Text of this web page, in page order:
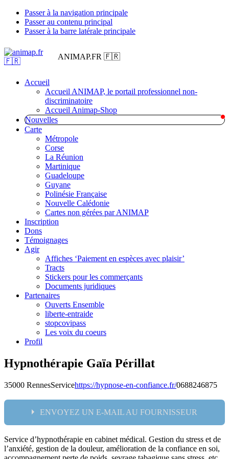
Passer à la navigation principale
Passer au contenu principal
Passer à la barre latérale principale
ANIMAP.FR 🇫🇷
Accueil
Accueil ANIMAP, le portail professionnel non-
discriminatoire
Accueil Animap-Shop
Nouvelles
Carte
Métropole
Corse
La Réunion
Martinique
Guadeloupe
Guyane
Polinésie Française
Nouvelle Calédonie
Cartes non gérées par ANIMAP
Inscription
Dons
Témoignages
Agir
Affiches ‘Paiement en espèces avec plaisir’
Tracts
Stickers pour les commerçants
Documents juridiques
Partenaires
Ouverts Ensemble
liberte-entraide
stopcovipass
Les voix du coeurs
Profil
Hypnothérapie Gaïa Périllat
35000 RennesServicehttps://hypnose-en-confiance.fr/0688246875
ENVOYEZ UN E-MAIL AU FOURNISSEUR
Nom:
Service d’hypnothérapie en cabinet médical. Gestion du stress et de
l’anxiété, gestion de la douleur, amélioration de la confiance en soi,